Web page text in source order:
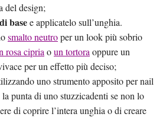
del design;
basee applicatelo sull’unghia.
smalto neutroper un look più sobrio
rosa cipria oun tortora oppure un
per un effetto più deciso;
uno strumento apposito per nail
punta di uno stuzzicadenti se non lo
di coprire l’intera unghia o di creare